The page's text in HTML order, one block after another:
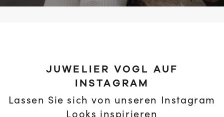
JUWELIER VOGL AUF
INSTAGRAM
Lassen Sie sich von unseren Instagram